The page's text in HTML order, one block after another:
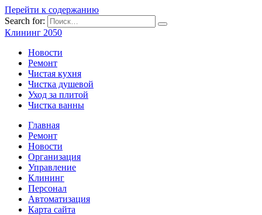
Перейти к содержанию
Search for:
Клининг 2050
Новости
Ремонт
Чистая кухня
Чистка душевой
Уход за плитой
Чистка ванны
Главная
Ремонт
Новости
Организация
Управление
Клининг
Персонал
Автоматизация
Карта сайта